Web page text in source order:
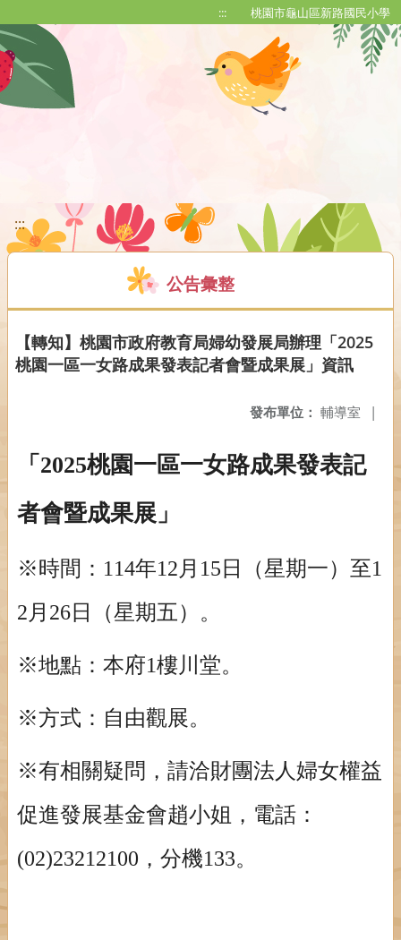
::: 桃園市龜山區新路國民小學
:::
公告彙整
【轉知】桃園市政府教育局婦幼發展局辦理「2025
桃園一區一女路成果發表記者會暨成果展」資訊
發布單位： 輔導室 |
「2025桃園一區一女路成果發表記
者會暨成果展」
※時間：114年12月15日（星期一）至1
2月26日（星期五）。
※地點：本府1樓川堂。
※方式：自由觀展。
※有相關疑問，請洽財團法人婦女權益
促進發展基金會趙小姐，電話：
(02)23212100，分機133。